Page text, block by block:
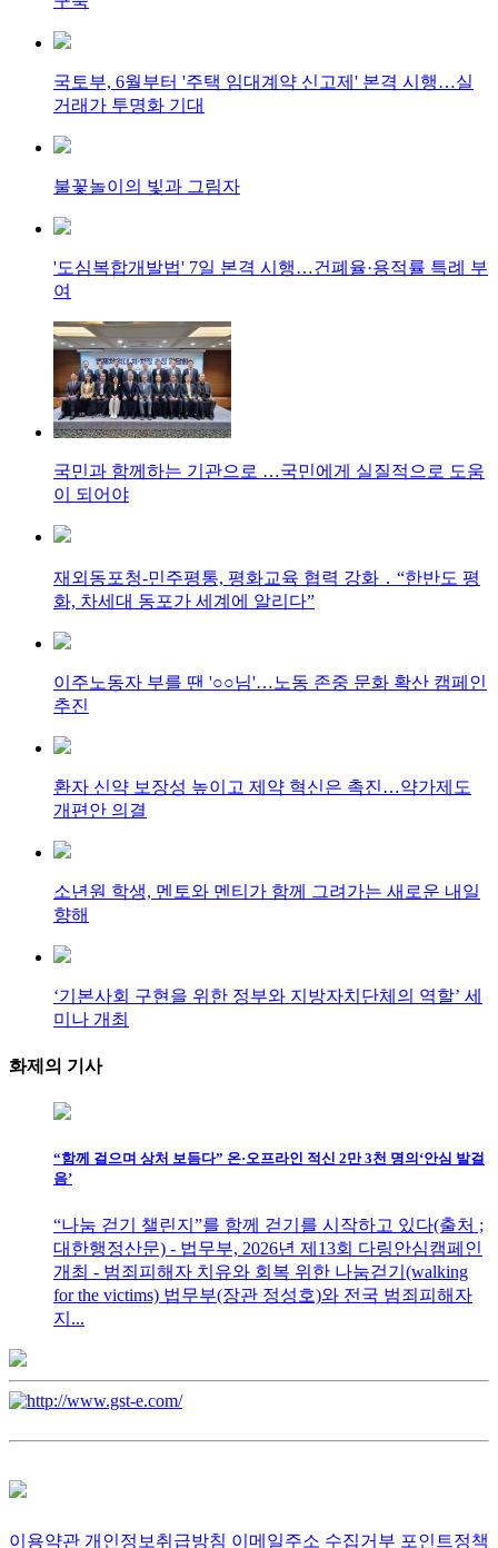
국토부, 6월부터 '주택 임대계약 신고제' 본격 시행…실
거래가 투명화 기대
불꽃놀이의 빛과 그림자
'도심복합개발법' 7일 본격 시행…건폐율·용적률 특례 부
여
국민과 함께하는 기관으로 …국민에게 실질적으로 도움
이 되어야
재외동포청-민주평통, 평화교육 협력 강화 ․ “한반도 평
화, 차세대 동포가 세계에 알리다”
이주노동자 부를 땐 '○○님'…노동 존중 문화 확산 캠페인
추진
환자 신약 보장성 높이고 제약 혁신은 촉진…약가제도
개편안 의결
소년원 학생, 멘토와 멘티가 함께 그려가는 새로운 내일
향해
‘기본사회 구현을 위한 정부와 지방자치단체의 역할’ 세
미나 개최
화제의 기사
“함께 걸으며 상처 보듬다” 온·오프라인 적신 2만 3천 명의‘안심 발걸
음’
“나눔 걷기 챌린지”를 함께 걷기를 시작하고 있다(출처 ;
대한행정산문) - 법무부, 2026년 제13회 다링안심캠페인
개최 - 범죄피해자 치유와 회복 위한 나눔걷기(walking
for the victims) 법무부(장관 정성호)와 전국 범죄피해자
지...
이용약관 개인정보취급방침 이메일주소 수집거부 포인트정책